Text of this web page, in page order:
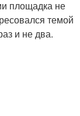
площадка не
темой
и не два.